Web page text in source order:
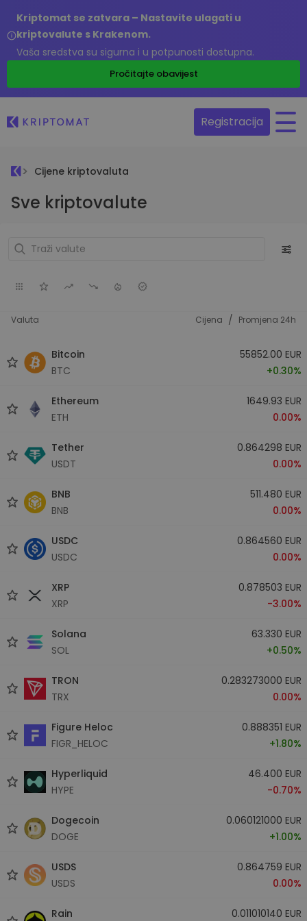
Kriptomat se zatvara – Nastavite ulagati u
kriptovalute s Krakenom.
Vaša sredstva su sigurna i u potpunosti dostupna.
Pročitajte obavijest
Registracija
Cijene kriptovaluta
Sve kriptovalute
Valuta Cijena / Promjena 24h
Bitcoin
BTC
55852.00 EUR
+0.30%
Ethereum
ETH
1649.93 EUR
0.00%
Tether
USDT
0.864298 EUR
0.00%
BNB
BNB
511.480 EUR
0.00%
USDC
USDC
0.864560 EUR
0.00%
XRP
XRP
0.878503 EUR
-3.00%
Solana
SOL
63.330 EUR
+0.50%
TRON
TRX
0.283273000 EUR
0.00%
Figure Heloc
FIGR_HELOC
0.888351 EUR
+1.80%
Hyperliquid
HYPE
46.400 EUR
-0.70%
Dogecoin
DOGE
0.060121000 EUR
+1.00%
USDS
USDS
0.864759 EUR
0.00%
Rain
0.011010140 EUR